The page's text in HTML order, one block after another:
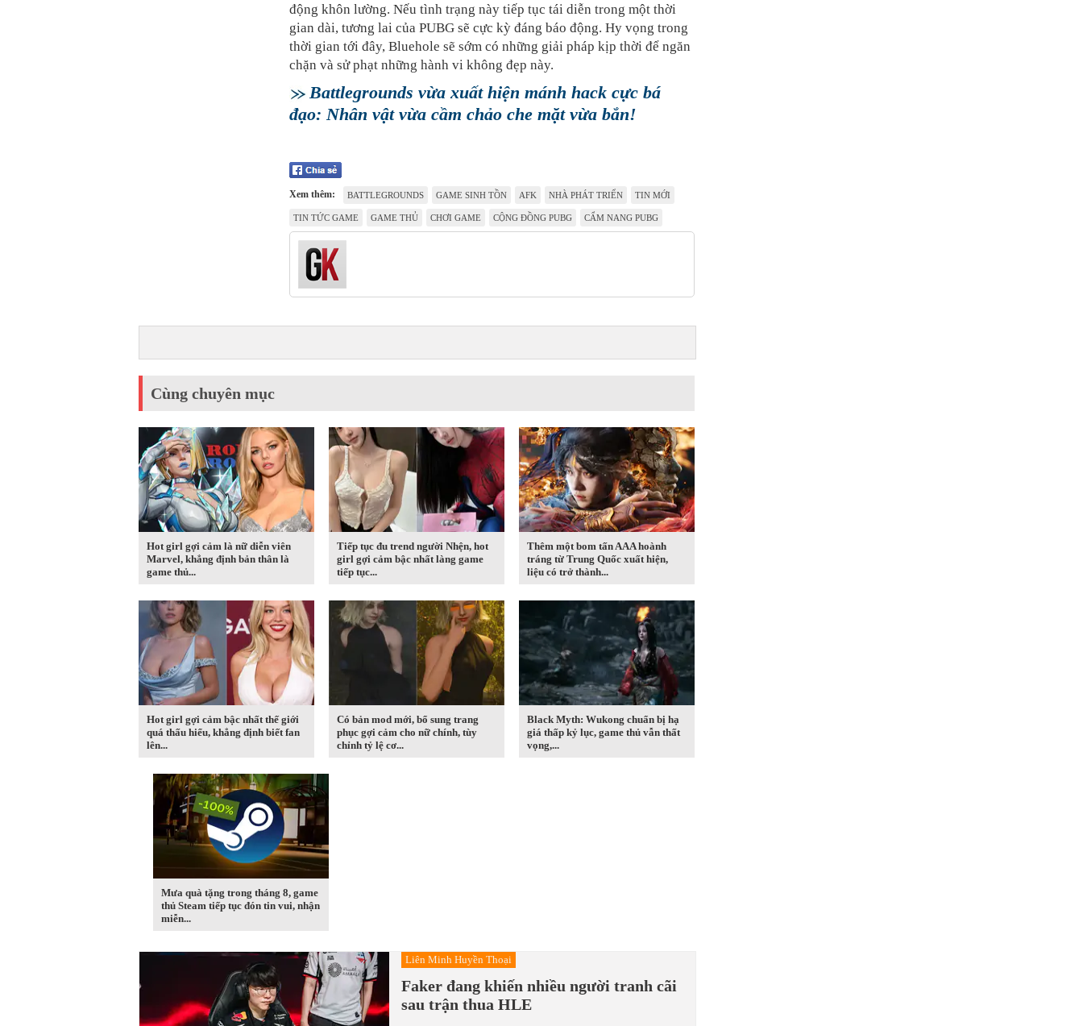
động khôn lường. Nếu tình trạng này tiếp tục tái diễn trong một thời
gian dài, tương lai của PUBG sẽ cực kỳ đáng báo động. Hy vọng trong
thời gian tới đây, Bluehole sẽ sớm có những giải pháp kịp thời để ngăn
chặn và sử phạt những hành vi không đẹp này.
Battlegrounds vừa xuất hiện mánh hack cực bá
đạo: Nhân vật vừa cầm chảo che mặt vừa bắn!
Xem thêm: BATTLEGROUNDS GAME SINH TỒN AFK NHÀ PHÁT TRIỂN TIN MỚI
TIN TỨC GAME GAME THỦ CHƠI GAME CỘNG ĐỒNG PUBG CẨM NANG PUBG
Cùng chuyên mục
Hot girl gợi cảm là nữ diễn viên
Marvel, khẳng định bản thân là
game thủ...
Tiếp tục đu trend người Nhện, hot
girl gợi cảm bậc nhất làng game
tiếp tục...
Thêm một bom tấn AAA hoành
tráng từ Trung Quốc xuất hiện,
liệu có trở thành...
Hot girl gợi cảm bậc nhất thế giới
quá thấu hiểu, khẳng định biết fan
lên...
Có bản mod mới, bổ sung trang
phục gợi cảm cho nữ chính, tùy
chỉnh tỷ lệ cơ...
Black Myth: Wukong chuẩn bị hạ
giá thấp kỷ lục, game thủ vẫn thất
vọng,...
Mưa quà tặng trong tháng 8, game
thủ Steam tiếp tục đón tin vui, nhận
miễn...
Liên Minh Huyền Thoại
Faker đang khiến nhiều người tranh cãi
sau trận thua HLE